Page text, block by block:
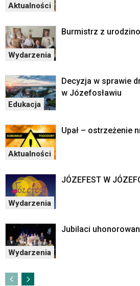
Aktualności
Wydarzenia
Burmistrz z
Edukacja
Decyzja w sprawie
w Józefosławiu
Aktualności
Upał – ostrzeżenie
Wydarzenia
JÓZEFEST W
Wydarzenia
Jubilaci